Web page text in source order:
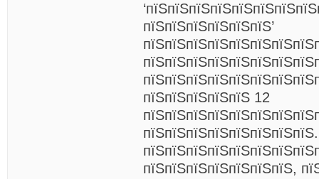
пїЅпїЅпїЅпїЅпїЅпїЅ’
пїЅпїЅпїЅпїЅпїЅ 12
пїЅпїЅпїЅпїЅпїЅпїЅпїЅ,